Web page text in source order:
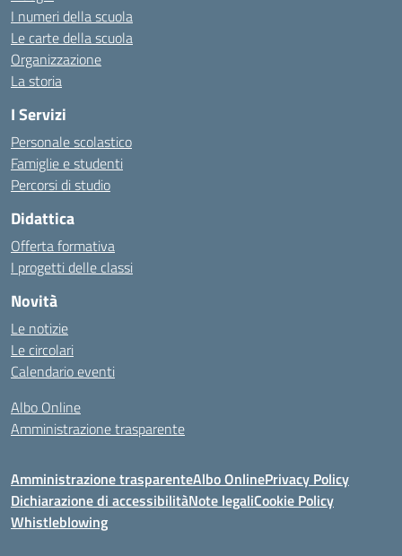
I numeri della scuola
Le carte della scuola
Organizzazione
La storia
I Servizi
Personale scolastico
Famiglie e studenti
Percorsi di studio
Didattica
Offerta formativa
I progetti delle classi
Novità
Le notizie
Le circolari
Calendario eventi
Albo Online
Amministrazione trasparente
Amministrazione trasparenteAlbo OnlinePrivacy Policy
Dichiarazione di accessibilitàNote legaliCookie Policy
Whistleblowing